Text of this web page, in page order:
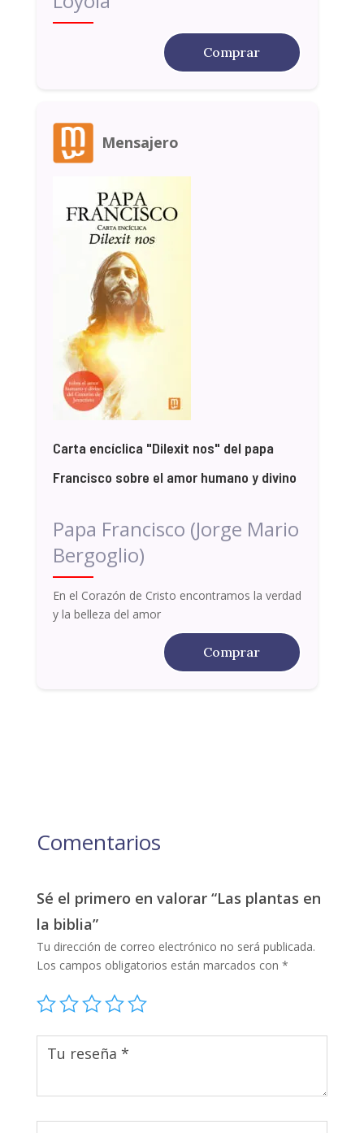
Comprar
Mensajero
Carta encíclica "Dilexit nos" del papa
Francisco sobre el amor humano y divino
Papa Francisco (Jorge Mario
Bergoglio)
En el Corazón de Cristo encontramos la verdad
y la belleza del amor
Comprar
Comentarios
Sé el primero en valorar “Las plantas en
la biblia”
Tu dirección de correo electrónico no será publicada.
Los campos obligatorios están marcados con *